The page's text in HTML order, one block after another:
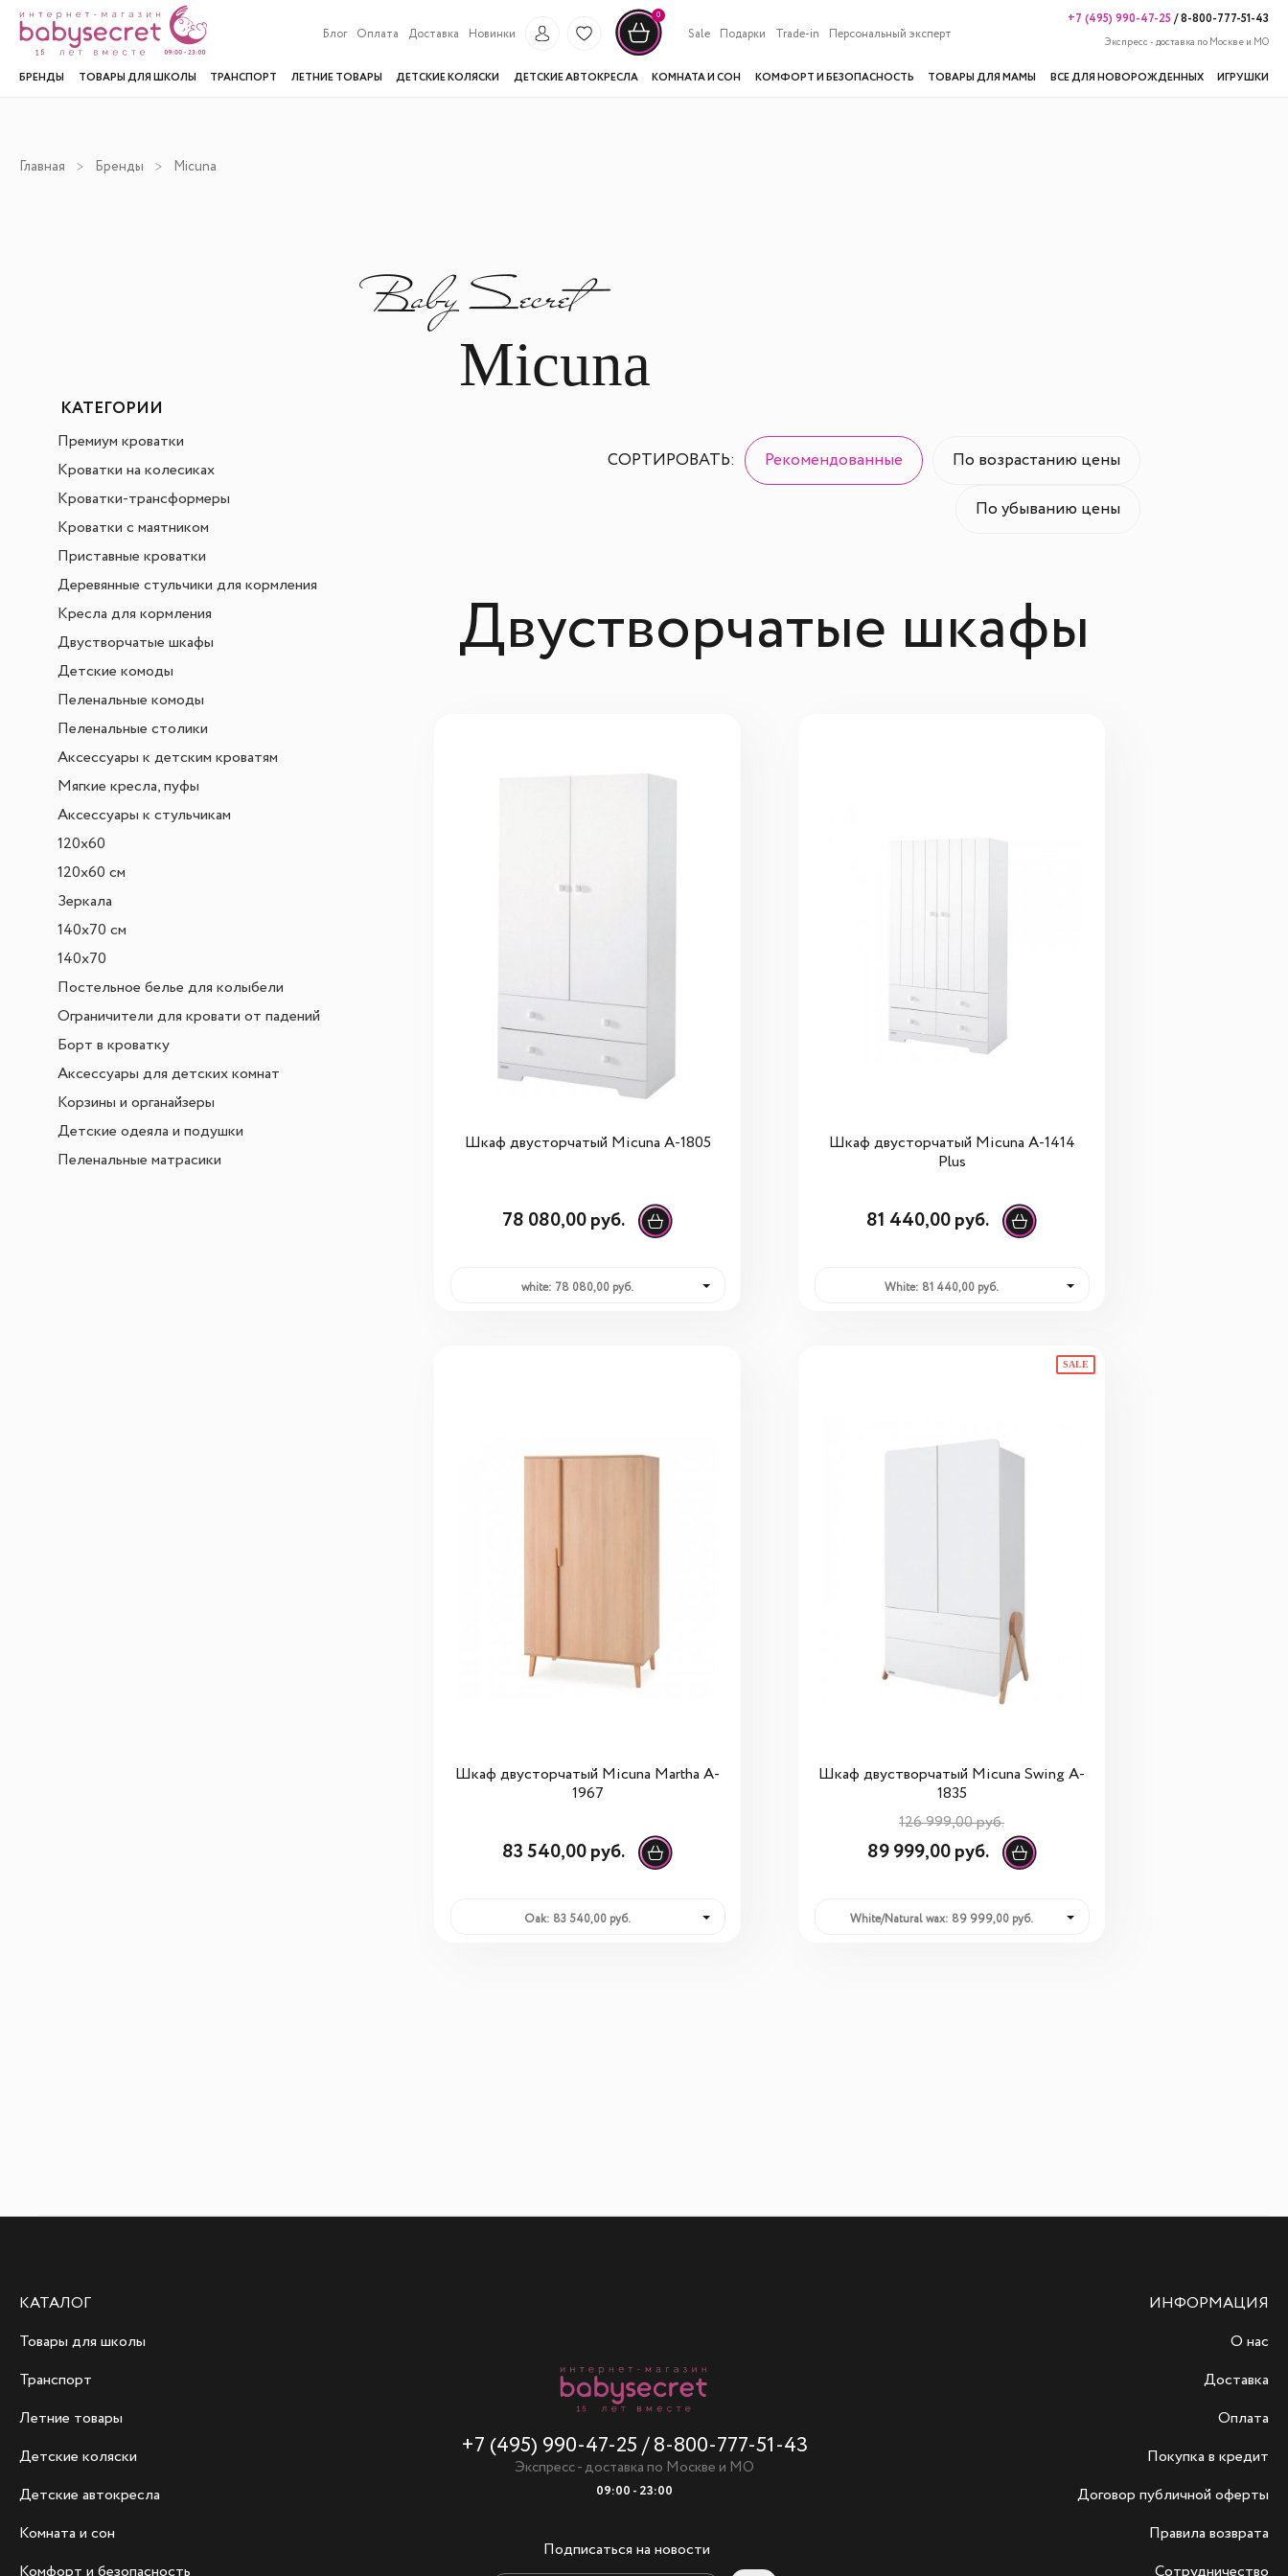
Блог Оплата Доставка Новинки
0
Sale Подарки Trade-in Персональный эксперт
+7 (495) 990-47-25/8-800-777-51-43
Экспресс - доставка по Москве и МО
БРЕНДЫ ТОВАРЫ ДЛЯ ШКОЛЫ ТРАНСПОРТ ЛЕТНИЕ ТОВАРЫ ДЕТСКИЕ КОЛЯСКИ ДЕТСКИЕ АВТОКРЕСЛА КОМНАТА И СОН КОМФОРТ И БЕЗОПАСНОСТЬ ТОВАРЫ ДЛЯ МАМЫ ВСЕ ДЛЯ НОВОРОЖДЕННЫХ ИГРУШКИ
Главная Бренды Micuna
КАТЕГОРИИ
Премиум кроватки
Кроватки на колесиках
Кроватки-трансформеры
Кроватки с маятником
Приставные кроватки
Деревянные стульчики для кормления
Кресла для кормления
Двустворчатые шкафы
Детские комоды
Пеленальные комоды
Пеленальные столики
Аксессуары к детским кроватям
Мягкие кресла, пуфы
Аксессуары к стульчикам
120х60
120х60 см
Зеркала
140х70 см
140х70
Постельное белье для колыбели
Ограничители для кровати от падений
Борт в кроватку
Аксессуары для детских комнат
Корзины и органайзеры
Детские одеяла и подушки
Пеленальные матрасики
Micuna
СОРТИРОВАТЬ: Рекомендованные По возрастанию цены
По убыванию цены
Двустворчатые шкафы
Шкаф двусторчатый Micuna A-1805
78 080,00 руб.
white: 78 080,00 руб.
Шкаф двусторчатый Micuna A-1414
Plus
81 440,00 руб.
White: 81 440,00 руб.
Шкаф двусторчатый Micuna Martha A-
1967
83 540,00 руб.
Oak: 83 540,00 руб.
SALE
Шкаф двустворчатый Micuna Swing A-
1835
126 999,00 руб.
89 999,00 руб.
White/Natural wax: 89 999,00 руб.
КАТАЛОГ
Товары для школы
Транспорт
Летние товары
Детские коляски
Детские автокресла
Комната и сон
Комфорт и безопасность
+7 (495) 990-47-25 / 8-800-777-51-43
Экспресс - доставка по Москве и МО
09:00 - 23:00
Подписаться на новости
ИНФОРМАЦИЯ
О нас
Доставка
Оплата
Покупка в кредит
Договор публичной оферты
Правила возврата
Сотрудничество